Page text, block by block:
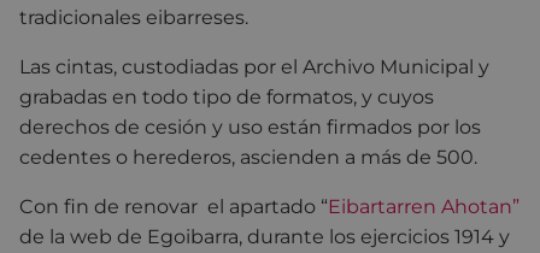
tradicionales eibarreses.
Las cintas, custodiadas por el Archivo Municipal y
grabadas en todo tipo de formatos, y cuyos
derechos de cesión y uso están firmados por los
cedentes o herederos, ascienden a más de 500.
Con fin de renovar el apartado “Eibartarren Ahotan”
de la web de Egoibarra, durante los ejercicios 1914 y